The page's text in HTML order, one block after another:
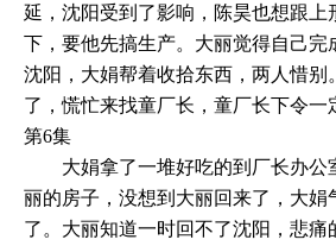
延，沈阳受到了影响，陈昊也想跟上
下，要他先搞生产。大丽觉得自己完
沈阳，大娟帮着收拾东西，两人惜别
了，慌忙来找童厂长，童厂长下令一
第6集
大娟拿了一堆好吃的到厂长办公
丽的房子，没想到大丽回来了，大娟
了。大丽知道一时回不了沈阳，悲痛